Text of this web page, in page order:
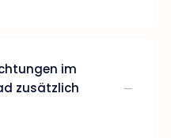
im
zusätzlich